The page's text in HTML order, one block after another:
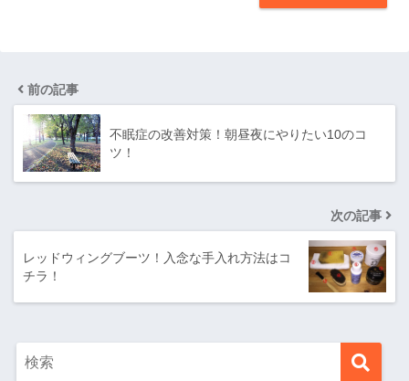
前の記事
不眠症の改善対策！朝昼夜にやりたい10のコ
ツ！
次の記事
レッドウィングブーツ！入念な手入れ方法はコ
チラ！